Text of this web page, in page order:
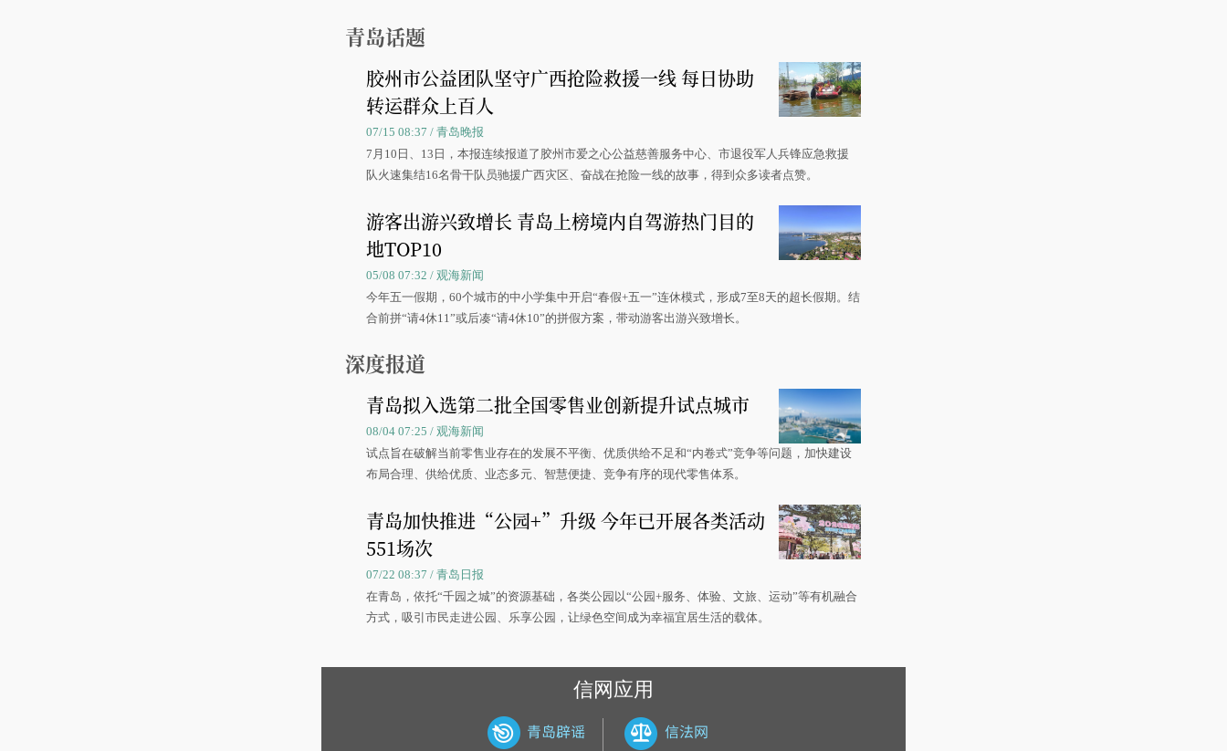
青岛话题
胶州市公益团队坚守广西抢险救援一线 每日协助
转运群众上百人
07/15 08:37 / 青岛晚报
7月10日、13日，本报连续报道了胶州市爱之心公益慈善服务中心、市退役军人兵锋应急救援
队火速集结16名骨干队员驰援广西灾区、奋战在抢险一线的故事，得到众多读者点赞。
游客出游兴致增长 青岛上榜境内自驾游热门目的
地TOP10
05/08 07:32 / 观海新闻
今年五一假期，60个城市的中小学集中开启“春假+五一”连休模式，形成7至8天的超长假期。结
合前拼“请4休11”或后凑“请4休10”的拼假方案，带动游客出游兴致增长。
深度报道
青岛拟入选第二批全国零售业创新提升试点城市
08/04 07:25 / 观海新闻
试点旨在破解当前零售业存在的发展不平衡、优质供给不足和“内卷式”竞争等问题，加快建设
布局合理、供给优质、业态多元、智慧便捷、竞争有序的现代零售体系。
青岛加快推进“公园+”升级 今年已开展各类活动
551场次
07/22 08:37 / 青岛日报
在青岛，依托“千园之城”的资源基础，各类公园以“公园+服务、体验、文旅、运动”等有机融合
方式，吸引市民走进公园、乐享公园，让绿色空间成为幸福宜居生活的载体。
信网应用